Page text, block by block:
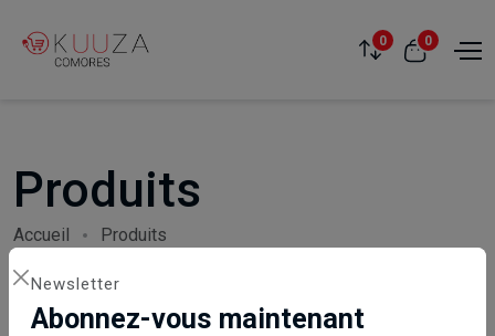
Newsletter
Abonnez-vous maintenant
0 0
Produits
Accueil Produits